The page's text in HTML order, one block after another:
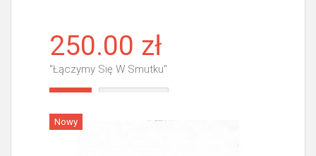
250.00 zł
"Łączymy Się W Smutku"
Nowy